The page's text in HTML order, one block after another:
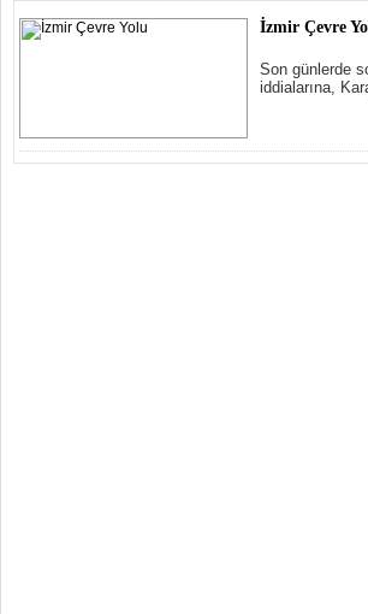
İzmir Çevre
Son günlerde
iddialarına,